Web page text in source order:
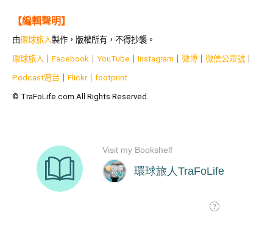
【編輯聲明】
由環球旅人製作，版權所有，不得抄襲。
環球旅人 Facebook YouTube Instagram 微博 微信公眾號
Podcast電台 Flickr｜ footprint
© TraFoLife.com All Rights Reserved.